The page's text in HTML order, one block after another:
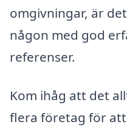
omgivningar, är
någon med god
referenser.
Kom ihåg att det
flera företag för